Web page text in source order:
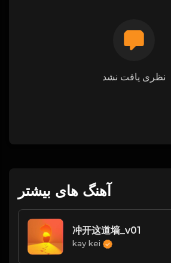
نظری یافت نشد
آهنگ های بیشتر
冲开这道墙_v01
kay kei